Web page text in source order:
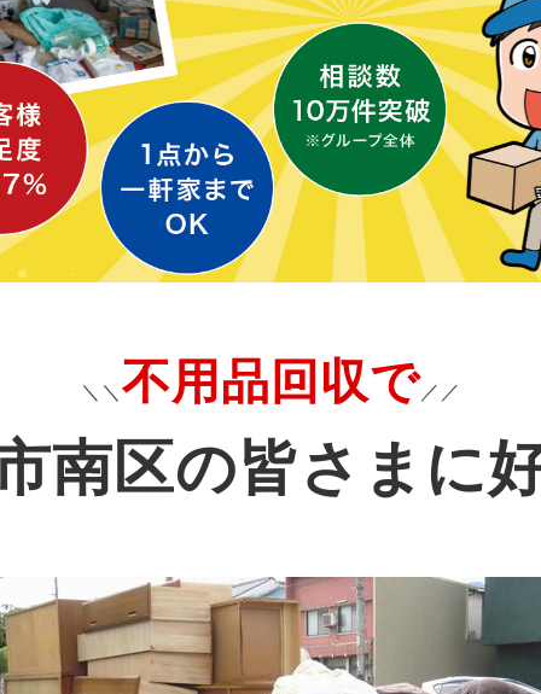
＼＼ 不用品回収で ／／
南区の皆さまに